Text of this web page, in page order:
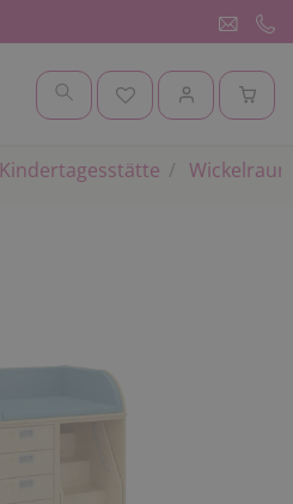
Kindertagesstätte